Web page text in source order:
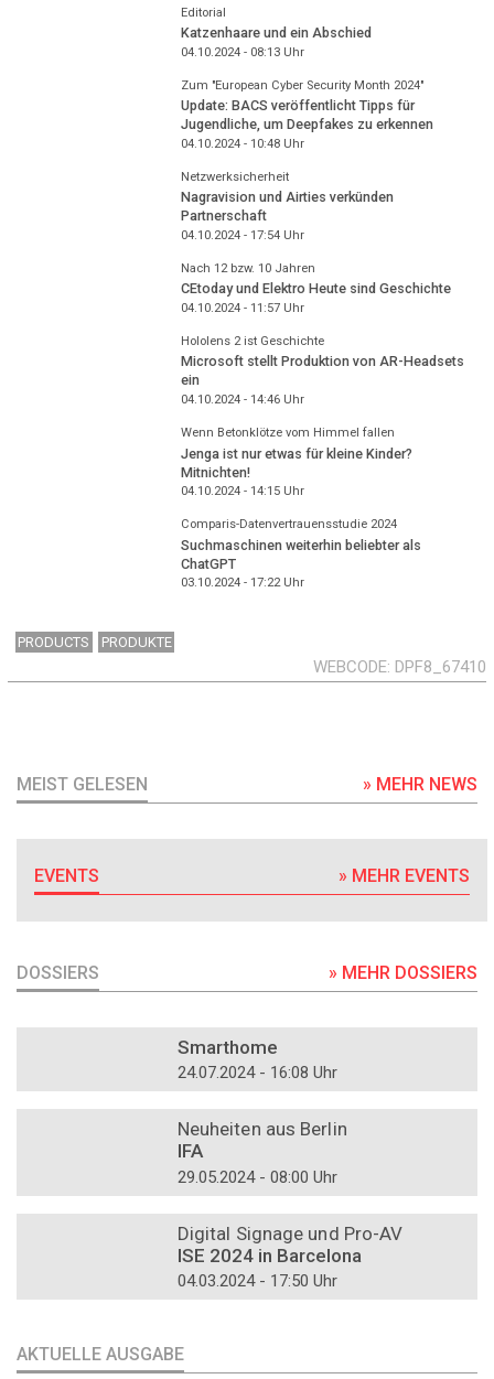
Editorial
Katzenhaare und ein Abschied
04.10.2024 - 08:13Uhr
Zum "European Cyber Security Month 2024"
Update: BACS veröffentlicht Tipps für
Jugendliche, um Deepfakes zu erkennen
04.10.2024 - 10:48Uhr
Netzwerksicherheit
Nagravision und Airties verkünden
Partnerschaft
04.10.2024 - 17:54Uhr
Nach 12 bzw. 10 Jahren
CEtoday und Elektro Heute sind Geschichte
04.10.2024 - 11:57Uhr
Hololens 2 ist Geschichte
Microsoft stellt Produktion von AR-Headsets
ein
04.10.2024 - 14:46Uhr
Wenn Betonklötze vom Himmel fallen
Jenga ist nur etwas für kleine Kinder?
Mitnichten!
04.10.2024 - 14:15Uhr
Comparis-Datenvertrauensstudie 2024
Suchmaschinen weiterhin beliebter als
ChatGPT
03.10.2024 - 17:22Uhr
PRODUCTS PRODUKTE
WEBCODE DPF8_67410
MEIST GELESEN » MEHR NEWS
EVENTS » MEHR EVENTS
DOSSIERS » MEHR DOSSIERS
Smarthome
24.07.2024 - 16:08 Uhr
Neuheiten aus Berlin
IFA
29.05.2024 - 08:00 Uhr
Digital Signage und Pro-AV
ISE 2024 in Barcelona
04.03.2024 - 17:50 Uhr
AKTUELLE AUSGABE